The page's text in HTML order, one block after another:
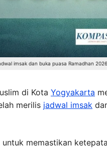
imsak dan buka puasa Ramadhan
di Kota Yogyakarta
merilis jadwal imsak
memastikan